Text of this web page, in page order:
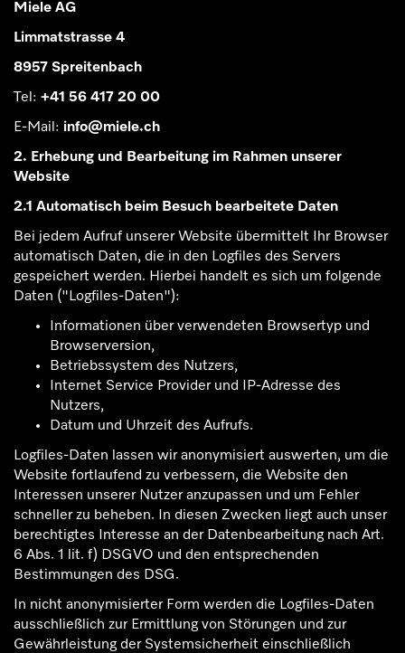
Miele AG
Limmatstrasse 4
8957 Spreitenbach
Tel: +41 56 417 20 00
E-Mail: info@miele.ch
2. Erhebung und Bearbeitung im Rahmen unserer
Website
2.1 Automatisch beim Besuch bearbeitete Daten
Bei jedem Aufruf unserer Website übermittelt Ihr Browser
automatisch Daten, die in den Logfiles des Servers
gespeichert werden. Hierbei handelt es sich um folgende
Daten ("Logfiles-Daten"):
Informationen über verwendeten Browsertyp und
Browserversion,
Betriebssystem des Nutzers,
Internet Service Provider und IP-Adresse des
Nutzers,
Datum und Uhrzeit des Aufrufs.
Logfiles-Daten lassen wir anonymisiert auswerten, um die
Website fortlaufend zu verbessern, die Website den
Interessen unserer Nutzer anzupassen und um Fehler
schneller zu beheben. In diesen Zwecken liegt auch unser
berechtigtes Interesse an der Datenbearbeitung nach Art.
6 Abs. 1 lit. f) DSGVO und den entsprechenden
Bestimmungen des DSG.
In nicht anonymisierter Form werden die Logfiles-Daten
ausschließlich zur Ermittlung von Störungen und zur
Gewährleistung der Systemsicherheit einschließlich